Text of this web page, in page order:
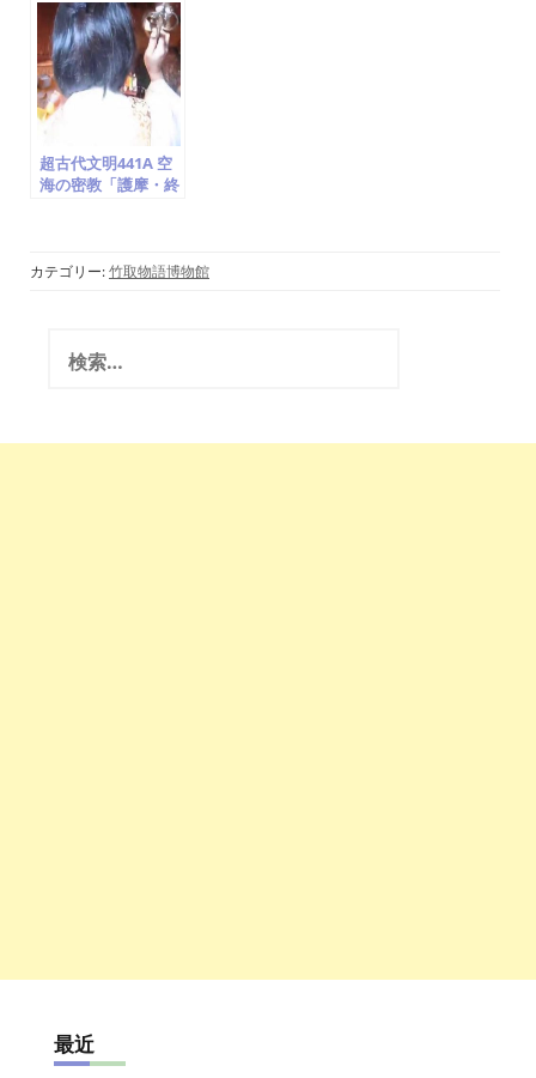
鹿・馬子らの墓)、
甘樫丘の麓、神奈川
県藤沢 」竹取翁博物
館（国際かぐや姫学
会）2016.7.22
超古代文明441A 空
海の密教「護摩・終
翁博物館・国際かぐ
カテゴリー:竹取物語博物館
最近